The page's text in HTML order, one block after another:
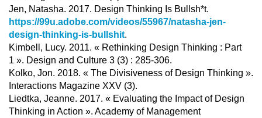
Jen, Natasha. 2017. Design Thinking Is Bullsh*t.
https://99u.adobe.com/videos/55967/natasha-jen-
design-thinking-is-bullshit.
Kimbell, Lucy. 2011. « Rethinking Design Thinking : Part
1 ». Design and Culture 3 (3) : 285‑306.
Kolko, Jon. 2018. « The Divisiveness of Design Thinking ».
Interactions Magazine XXV (3).
Liedtka, Jeanne. 2017. « Evaluating the Impact of Design
Thinking in Action ». Academy of Management